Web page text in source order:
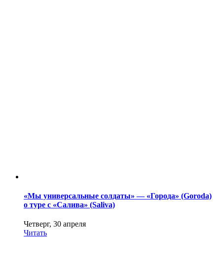
«Мы универсальные солдаты» — «Города» (Goroda)
о туре с «Салива» (Saliva)
Четверг, 30 апреля
Читать